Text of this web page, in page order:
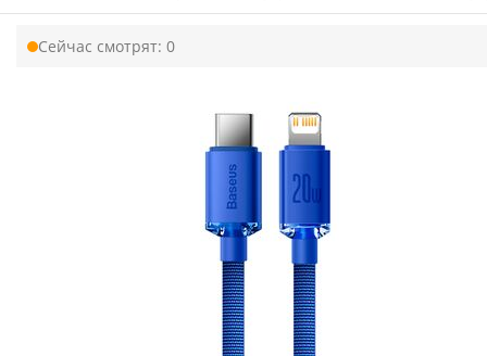
Сейчас смотрят: 0